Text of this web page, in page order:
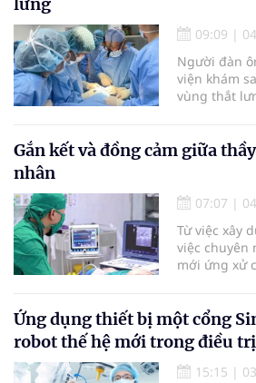
tiêu hóa -
ngày 1/8 tại
quốc tế
09:09 |
Người đàn
viện khám
vùng thắt
biểu mô tế
ở giai đoạn
bằng phẫu
cắt bỏ toàn
đây.
Gắn kết và đồng cảm giữa
nhân
07:07 |
Từ việc xây
việc chuyên
mới ứng xử
đồng cảm,
thuốc với
Ứng dụng thiết bị một cổng
robot thế hệ mới trong điều
15:15 |